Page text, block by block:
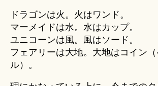
ドラゴンは火。火はワンド。
マーメイドは水。水はカップ。
ユニコーンは風。風はソード。
フェアリーは大地。大地はコイン（
ル）。